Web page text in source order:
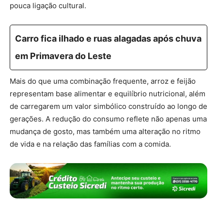
pouca ligação cultural.
Carro fica ilhado e ruas alagadas após chuva
em Primavera do Leste
Mais do que uma combinação frequente, arroz e feijão
representam base alimentar e equilíbrio nutricional, além
de carregarem um valor simbólico construído ao longo de
gerações. A redução do consumo reflete não apenas uma
mudança de gosto, mas também uma alteração no ritmo
de vida e na relação das famílias com a comida.